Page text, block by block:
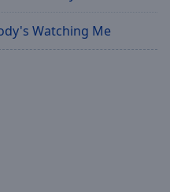
Watching Me